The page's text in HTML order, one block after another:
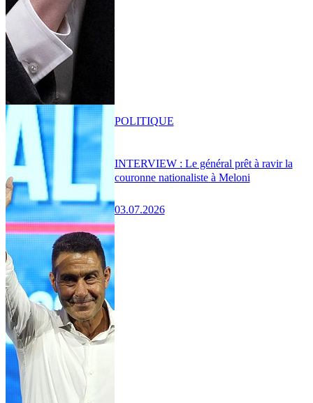
INTERVIEW : Le général prêt à ravir la
couronne nationaliste à Meloni
03.07.2026
POLITIQUE